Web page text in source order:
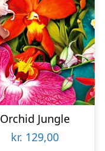
Orchid Jungle
kr. 129,00